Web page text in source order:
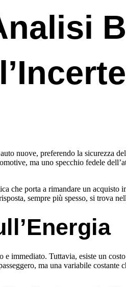
nuove, preferendo la sicurezza
ma uno specchio fedele
che porta a rimandare un acquisto
sempre più spesso, si trova
immediato. Tuttavia, esiste un
ma una variabile costante